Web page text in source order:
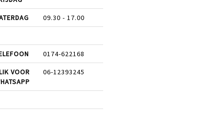
09.30 - 17.00
0174-622168
VOOR
06-12393245